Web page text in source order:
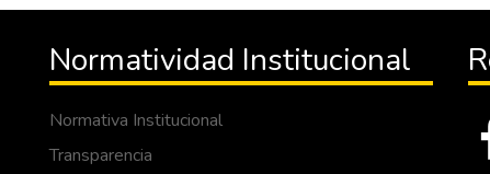
Normatividad Institucional
Normativa Institucional
Transparencia